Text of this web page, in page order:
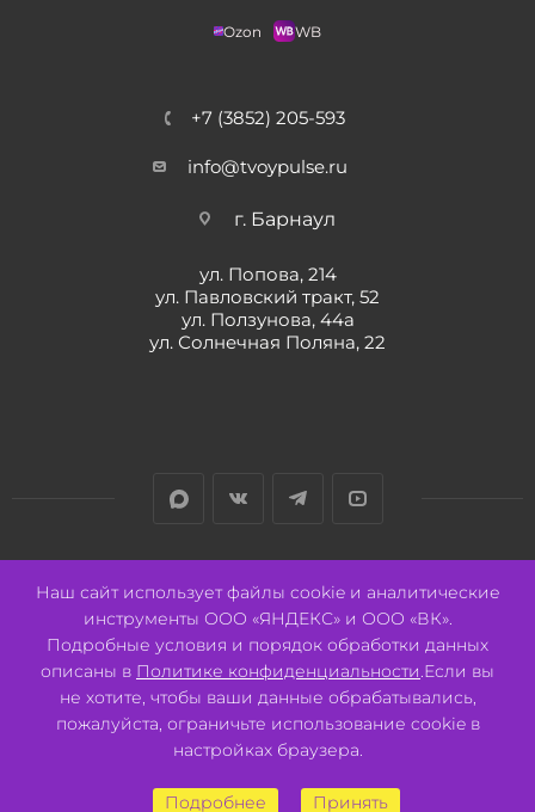
Ozon WB
+7 (3852) 205-593
info@tvoypulse.ru
г. Барнаул
ул. Попова, 214
ул. Павловский тракт, 52
ул. Ползунова, 44а
ул. Солнечная Поляна, 22
2026 © ООО "СВК"/ 656064 г. Барнаул, ул. Павловский тракт, 52.
ИНН 2221130516 ОГРН 1082221000531.
Pulse - сеть магазинов для активных
Разработано:Авалон
Наш сайт использует файлы cookie и аналитические
инструменты ООО «ЯНДЕКС» и ООО «ВК».
Подробные условия и порядок обработки данных
описаны в Политике конфиденциальности.Если вы
не хотите, чтобы ваши данные обрабатывались,
пожалуйста, ограничьте использование cookie в
настройках браузера.
Подробнее Принять